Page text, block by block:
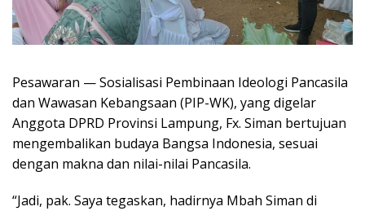
Pesawaran — Sosialisasi Pembinaan Ideologi Pancasila
dan Wawasan Kebangsaan (PIP-WK), yang digelar
Anggota DPRD Provinsi Lampung, Fx. Siman bertujuan
mengembalikan budaya Bangsa Indonesia, sesuai
dengan makna dan nilai-nilai Pancasila.
“Jadi, pak. Saya tegaskan, hadirnya Mbah Siman di